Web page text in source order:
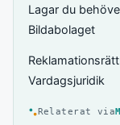
Lagar du
Bildabolaget
Vardagsjuridik
Relaterat via